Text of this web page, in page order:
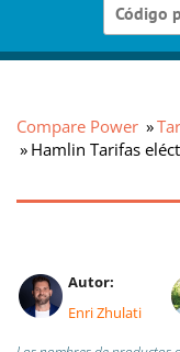
Compare Power
Hamlin Tarifas
Autor:
Enri Zhulati